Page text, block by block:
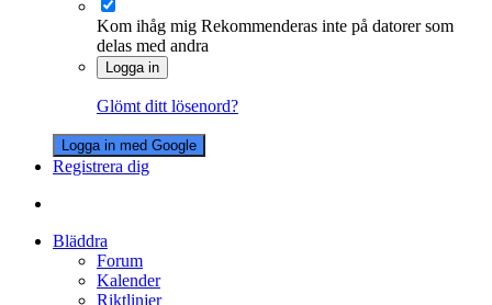
Kom ihåg mig Rekommenderas inte på datorer som
delas med andra
Logga in
Glömt ditt lösenord?
Logga in med Google
Registrera dig
Bläddra
Forum
Kalender
Riktlinjer